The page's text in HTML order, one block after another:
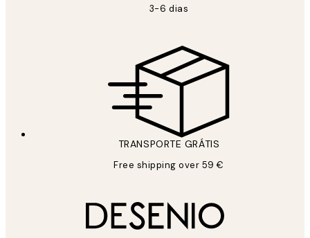
3-6 dias
TRANSPORTE GRÁTIS
Free shipping over 59 €